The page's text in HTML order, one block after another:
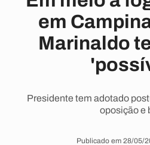
em
Marinaldo
Presidente tem adotado
oposição e
Publicado em 28/05/